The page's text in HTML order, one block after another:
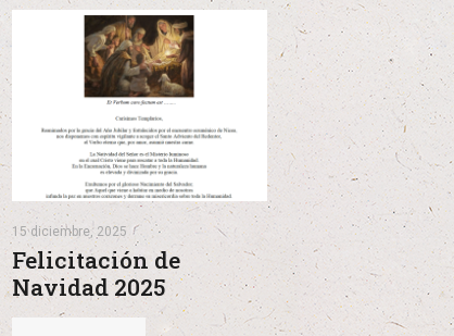
15 diciembre, 2025
Felicitación de
Navidad 2025